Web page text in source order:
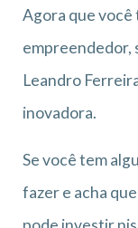
Agora que você
empreendedor,
Leandro
inovadora.
Se você tem
fazer e acha